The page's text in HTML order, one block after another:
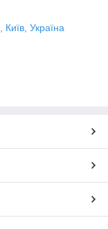
Україна